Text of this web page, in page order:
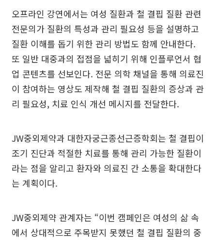
오프라인 강연에서는 여성 질환과 철 결핍 질환 관련
전문의가 질환의 특성과 관리 필요성 등을 설명하고
질환 이해를 돕기 위한 관리 방법도 함께 안내한다.
또 일반 대중과의 접점을 넓히기 위해 인플루언서 협
업 콘텐츠를 선보인다. 전문 의학 채널을 통해 의료진
이 참여하는 영상도 제작해 철 결핍 질환의 증상과 관
리 필요성, 치료 인식 개선 메시지를 전달한다.
JW중외제약과 대한자궁근종선근증학회는 철 결핍이
조기 진단과 적절한 치료를 통해 관리 가능한 질환이
라는 점을 알리고 환자와 의료진 간 소통을 확대한다
는 계획이다.
JW중외제약 관계자는 “이번 캠페인은 여성의 삶 속
에서 상대적으로 주목받지 못했던 철 결핍 질환의 중